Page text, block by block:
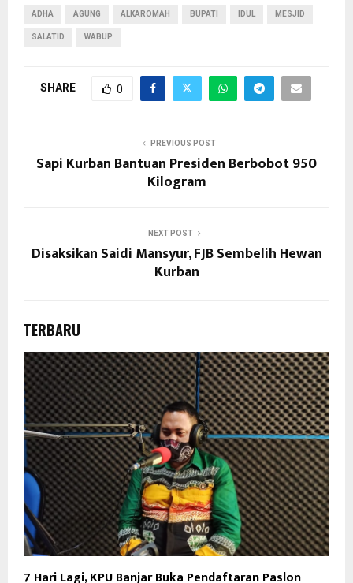
ADHA AGUNG ALKAROMAH BUPATI IDUL MESJID
SALATID WABUP
SHARE 0
PREVIOUS POST
Sapi Kurban Bantuan Presiden Berbobot 950
Kilogram
NEXT POST
Disaksikan Saidi Mansyur, FJB Sembelih Hewan
Kurban
TERBARU
7 Hari Lagi, KPU Banjar Buka Pendaftaran Paslon